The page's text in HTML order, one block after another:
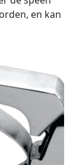
en kan